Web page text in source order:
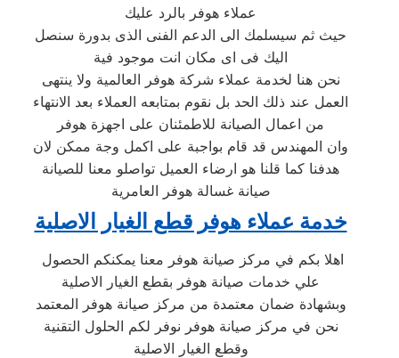
عملاء هوفر بالرد عليك
حيث ثم سيسلمك الى الدعم الفنى الذى بدورة سنصل
اليك فى اى مكان انت موجود فية
نحن هنا لخدمة عملاء شركة هوفر العالمية ولا ينتهى
العمل عند ذلك الحد بل نقوم بمتابعه العملاء بعد الانتهاء
من اعمال الصيانة للاطمئنان على اجهزة هوفر
وان المهندس قد قام بواجبة على اكمل وجة ممكن لان
هدفنا كما قلنا هو ارضاء العميل تواصلو معنا للصيانة
صيانة غسالة هوفر العامرية
خدمة عملاء هوفر قطع الغيار الاصلية
علي خدمات صيانة هوفر بقطع الغيار الاصلية
وبشهادة ضمان معتمدة من مركز صيانة هوفر المعتمد
نحن في مركز صيانة هوفر نوفر لكم الحلول التقنية
وقطع الغيار الاصلية